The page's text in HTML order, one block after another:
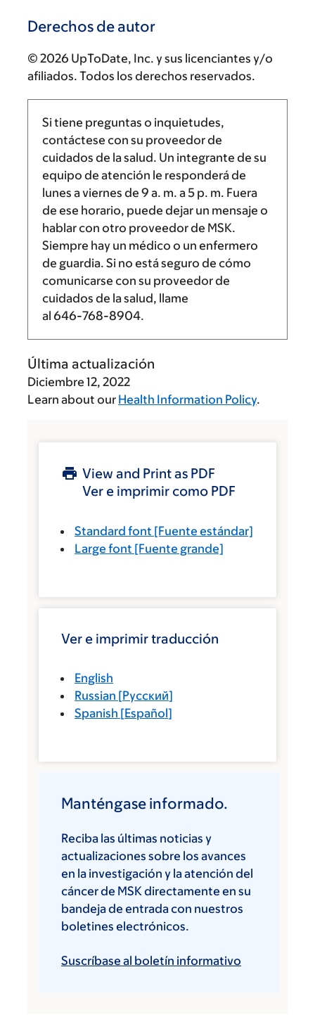
Derechos de autor
© 2026 UpToDate, Inc. y sus licenciantes y/o
afiliados. Todos los derechos reservados.
Si tiene preguntas o inquietudes,
contáctese con su proveedor de
cuidados de la salud. Un integrante de su
equipo de atención le responderá de
lunes a viernes de 9 a. m. a5 p. m. Fuera
de ese horario, puede dejar un mensaje o
hablar con otro proveedor de MSK.
Siempre hay un médico o un enfermero
de guardia. Si no está seguro de cómo
comunicarse con su proveedor de
cuidados de la salud, llame
al 646-768-8904.
Última actualización
Diciembre 12, 2022
Learn about our Health Information Policy.
View and Print as PDF
Ver e imprimir como PDF
Standard font [Fuente estándar]
Large font [Fuente grande]
Ver e imprimir traducción
English
Russian [Русский]
Spanish [Español]
Manténgase informado.
Reciba las últimas noticias y
actualizaciones sobre los avances
en la investigación y la atención del
cáncer de MSK directamente en su
bandeja de entrada con nuestros
boletines electrónicos.
Suscríbase al boletín informativo